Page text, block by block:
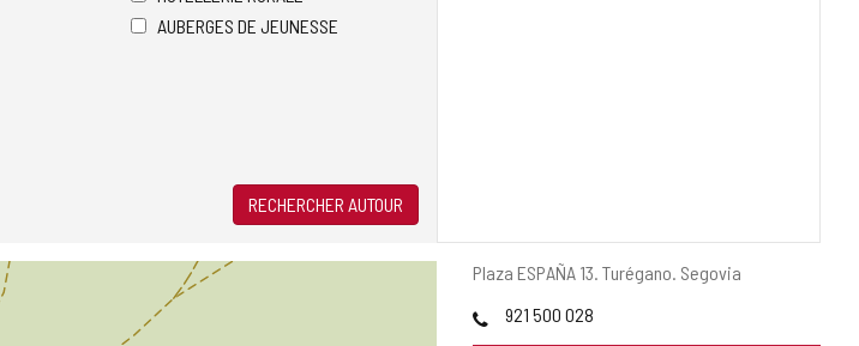
Adresse
Plaza ESPAÑA 13. Turégano. Segovia
Téléphones
921 500 028
AUBERGES DE JEUNESSE
RECHERCHER AUTOUR